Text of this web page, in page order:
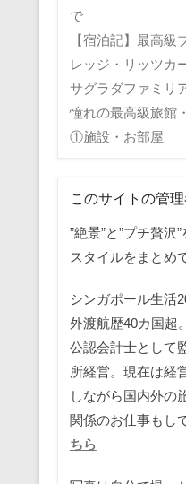
で
【宿泊記】最高
レッジ・リッツカ
サグラダファミリ
憧れの最高級旅館
①施設・お部屋
このサイトの管
”絶景”と”プチ贅沢
スタイルをまとめ
シンガポール生活
外渡航歴40カ国超。
公認会計士として
所経営。現在は経
しながら国内外の
関係のお仕事もし
ちら